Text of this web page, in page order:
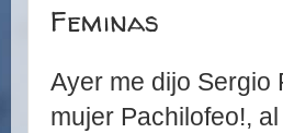
Feminas
Ayer me dijo Sergio
mujer Pachilofeo!,